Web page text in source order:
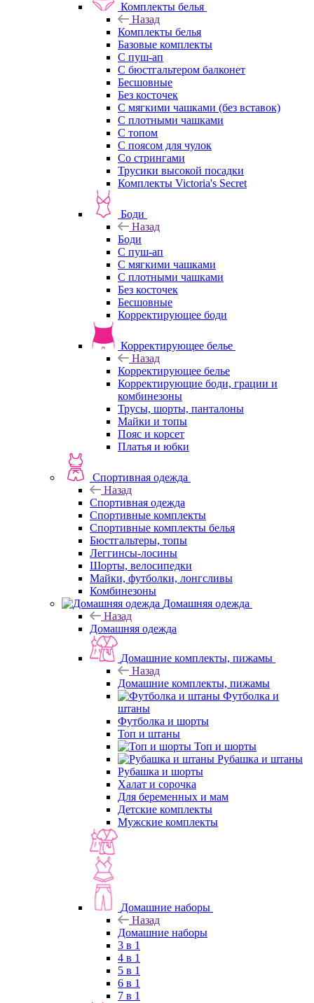
Комплекты белья
Назад
Комплекты белья
Базовые комплекты
С пуш-ап
С бюстгальтером балконет
Бесшовные
Без косточек
С мягкими чашками (без вставок)
С плотными чашками
С топом
С поясом для чулок
Со стрингами
Трусики высокой посадки
Комплекты Victoria's Secret
Боди
Назад
Боди
С пуш-ап
С мягкими чашками
С плотными чашками
Без косточек
Бесшовные
Корректирующее боди
Корректирующее белье
Назад
Корректирующее белье
Корректирующие боди, грации и
комбинезоны
Трусы, шорты, панталоны
Майки и топы
Пояс и корсет
Платья и юбки
Спортивная одежда
Назад
Спортивная одежда
Спортивные комплекты
Спортивные комплекты белья
Бюстгальтеры, топы
Леггинсы-лосины
Шорты, велосипедки
Майки, футболки, лонгсливы
Комбинезоны
Домашняя одежда
Назад
Домашняя одежда
Домашние комплекты, пижамы
Назад
Домашние комплекты, пижамы
Футболка и
штаны
Футболка и шорты
Топ и штаны
Топ и шорты
Рубашка и штаны
Рубашка и шорты
Халат и сорочка
Для беременных и мам
Детские комплекты
Мужские комплекты
Домашние наборы
Назад
Домашние наборы
3 в 1
4 в 1
5 в 1
6 в 1
7 в 1